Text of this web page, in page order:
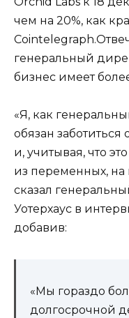
чем на 20%, как
генеральный
бизнес имеет
«Я, как
обязан заботиться
и, учитывая, что
из переменных, на
сказал
Уотерхаус в
добавив:
«Мы гораздо
долгосрочной